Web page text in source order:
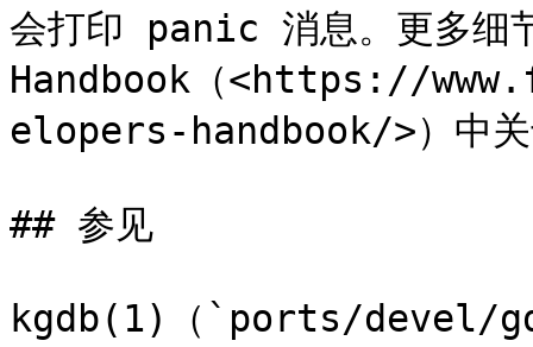
会打印 panic 消息。更多
Handbook（<https://
elopers-handbook/>）中关
## 参见
kgdb(1)（`ports/devel/